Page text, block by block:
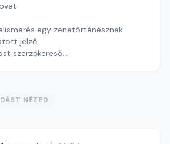
egy zenetörténésznek
jelző
szerzőkereső
NÉZED